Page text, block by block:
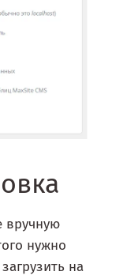
вручную
нужно
на